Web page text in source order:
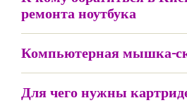
ремонта ноутбука
Компьютерная мышка-
Для чего нужны